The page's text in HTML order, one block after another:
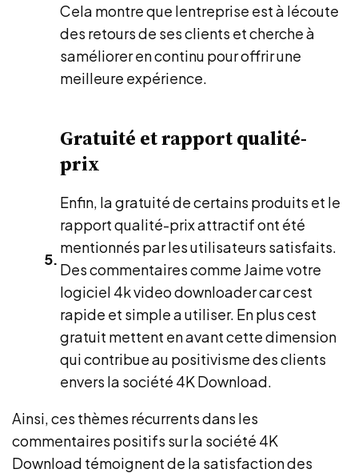
Cela montre que lentreprise est à lécoute
des retours de ses clients et cherche à
saméliorer en continu pour offrir une
meilleure expérience.
Gratuité et rapport qualité-
prix
Enfin, la gratuité de certains produits et le
rapport qualité-prix attractif ont été
mentionnés par les utilisateurs satisfaits.
Des commentaires comme Jaime votre
logiciel 4k video downloader car cest
rapide et simple a utiliser. En plus cest
gratuit mettent en avant cette dimension
qui contribue au positivisme des clients
envers la société 4K Download.
Ainsi, ces thèmes récurrents dans les
commentaires positifs sur la société 4K
Download témoignent de la satisfaction des